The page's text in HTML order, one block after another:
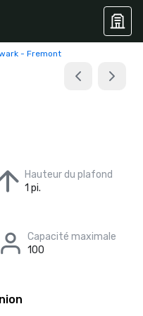
- Fremont
Hauteur du plafond
1 pi.
Capacité maximale
100